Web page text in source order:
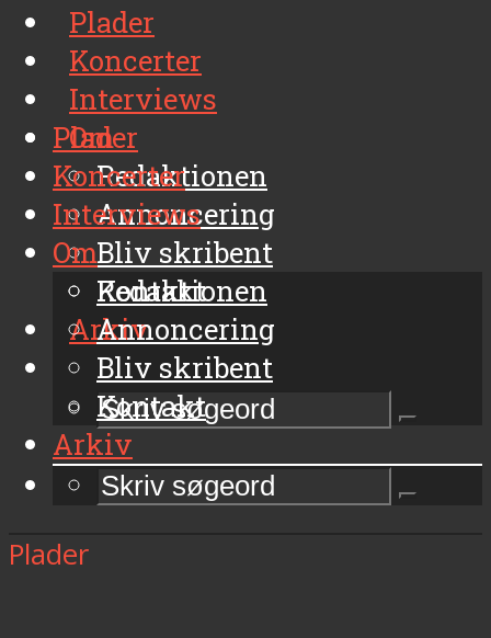
Plader
Koncerter
Interviews
Om
Redaktionen
Annoncering
Bliv skribent
Kontakt
Arkiv
Plader
Koncerter
Interviews
Om
Redaktionen
Annoncering
Bliv skribent
Kontakt
Arkiv
Plader